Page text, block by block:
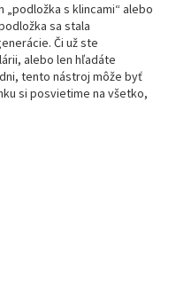
„podložka s klincami“ alebo
sa stala
Či už ste
alebo len hľadáte
tento nástroj môže byť
si posvietime na všetko,